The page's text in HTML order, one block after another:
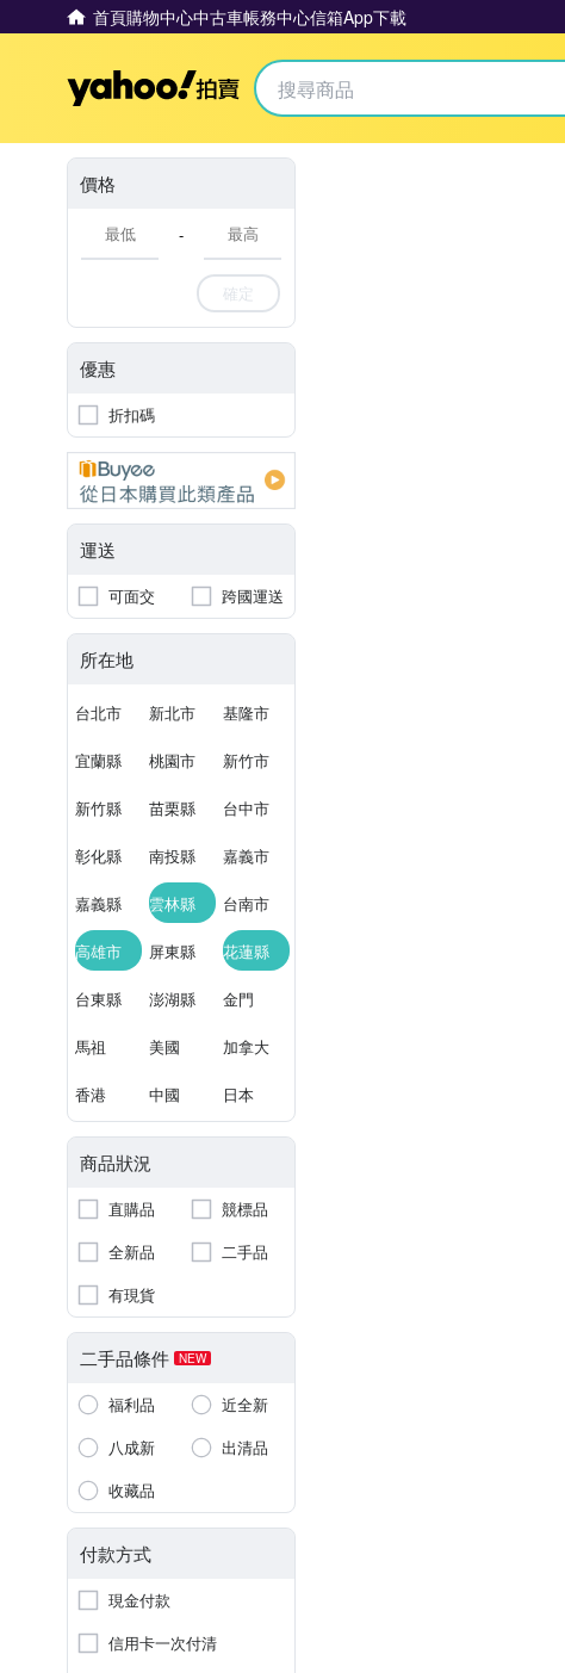
首頁購物中心中古車帳務中心信箱App下載
Yahoo拍賣
價格
-
確定
優惠
折扣碼
運送
可面交 跨國運送
所在地
台北市 新北市 基隆市
宜蘭縣 桃園市 新竹市
新竹縣 苗栗縣 台中市
彰化縣 南投縣 嘉義市
嘉義縣 雲林縣 台南市
高雄市 屏東縣 花蓮縣
台東縣 澎湖縣 金門
馬祖 美國 加拿大
香港 中國 日本
商品狀況
直購品
競標品
全新品
二手品
有現貨
二手品條件 NEW
福利品
近全新
八成新
出清品
收藏品
付款方式
現金付款
信用卡一次付清